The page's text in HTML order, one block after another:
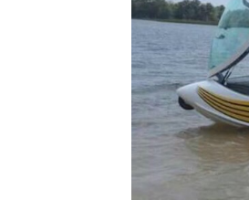
porque nós temos
mais convergências do
divergências, somos da
FELIPE CAMARÃO
Procurador federal de
carreira e professor da
UFMA, foi presidente do